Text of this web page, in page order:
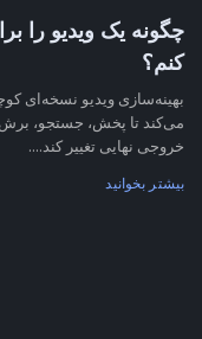
چگونه یک ویدیو را
کنم؟
بهینه‌سازی ویدیو نسخه‌ای
می‌کند تا پخش، جستجو،
خروجی نهایی تغییر کند....
بیشتر بخوانید